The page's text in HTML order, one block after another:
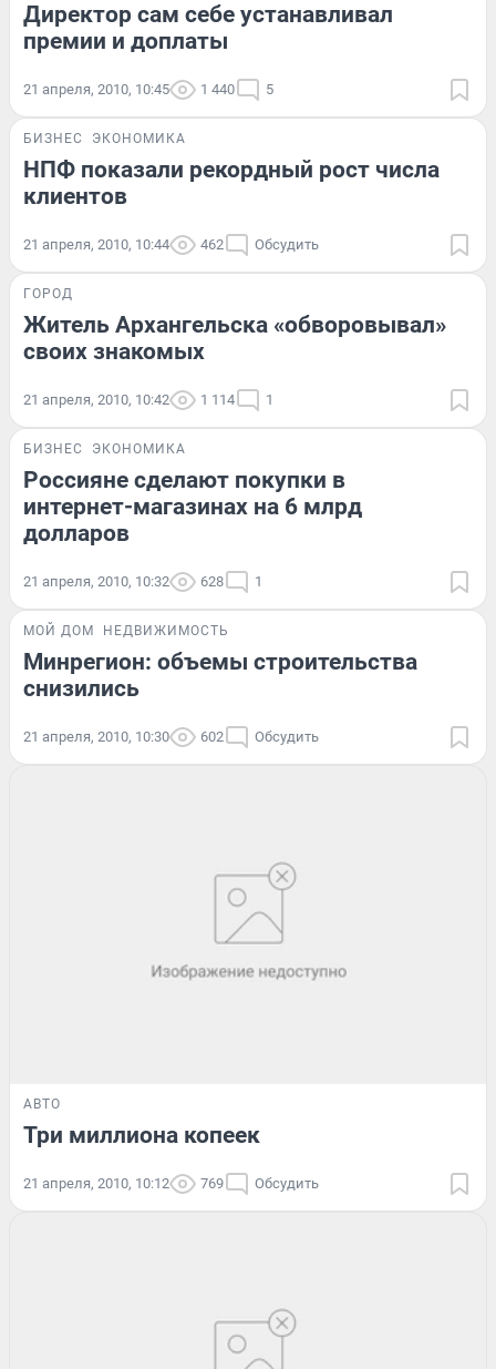
Директор сам себе устанавливал
премии и доплаты
21 апреля, 2010, 10:45 1 440 5
БИЗНЕС ЭКОНОМИКА
НПФ показали рекордный рост числа
клиентов
21 апреля, 2010, 10:44 462 Обсудить
ГОРОД
Житель Архангельска «обворовывал»
своих знакомых
21 апреля, 2010, 10:42 1 114 1
БИЗНЕС ЭКОНОМИКА
Россияне сделают покупки в
интернет-магазинах на 6 млрд
долларов
21 апреля, 2010, 10:32 628 1
МОЙ ДОМ НЕДВИЖИМОСТЬ
Минрегион: объемы строительства
снизились
21 апреля, 2010, 10:30 602 Обсудить
АВТО
Три миллиона копеек
21 апреля, 2010, 10:12 769 Обсудить